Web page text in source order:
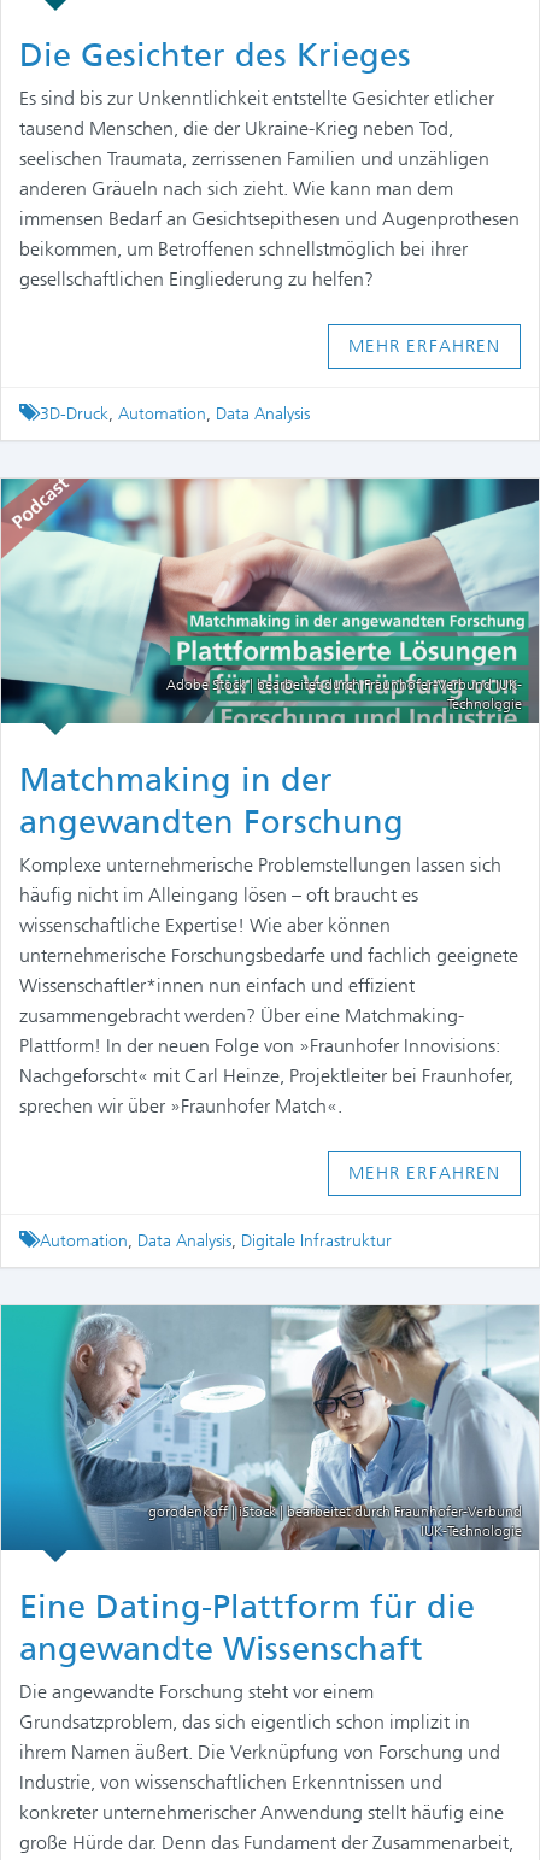
Die Gesichter des Krieges
Es sind bis zur Unkenntlichkeit entstellte Gesichter etlicher
tausend Menschen, die der Ukraine-Krieg neben Tod,
seelischen Traumata, zerrissenen Familien und unzähligen
anderen Gräueln nach sich zieht. Wie kann man dem
immensen Bedarf an Gesichtsepithesen und Augenprothesen
beikommen, um Betroffenen schnellstmöglich bei ihrer
gesellschaftlichen Eingliederung zu helfen?
MEHR ERFAHREN
Tagged
3D-Druck, Automation, Data Analysis
Adobe Stock | bearbeitet durch Fraunhofer-Verbund IUK-
Technologie
Matchmaking in der
angewandten Forschung
Komplexe unternehmerische Problemstellungen lassen sich
häufig nicht im Alleingang lösen – oft braucht es
wissenschaftliche Expertise! Wie aber können
unternehmerische Forschungsbedarfe und fachlich geeignete
Wissenschaftler*innen nun einfach und effizient
zusammengebracht werden? Über eine Matchmaking-
Plattform! In der neuen Folge von »Fraunhofer Innovisions:
Nachgeforscht« mit Carl Heinze, Projektleiter bei Fraunhofer,
sprechen wir über »Fraunhofer Match«.
MEHR ERFAHREN
Tagged
Automation, Data Analysis, Digitale Infrastruktur
gorodenkoff | iStock | bearbeitet durch Fraunhofer-Verbund
IUK-Technologie
Eine Dating-Plattform für die
angewandte Wissenschaft
Die angewandte Forschung steht vor einem
Grundsatzproblem, das sich eigentlich schon implizit in
ihrem Namen äußert. Die Verknüpfung von Forschung und
Industrie, von wissenschaftlichen Erkenntnissen und
konkreter unternehmerischer Anwendung stellt häufig eine
große Hürde dar. Denn das Fundament der Zusammenarbeit,